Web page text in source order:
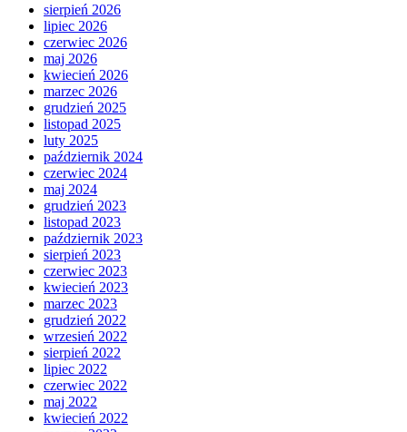
sierpień 2026
lipiec 2026
czerwiec 2026
maj 2026
kwiecień 2026
marzec 2026
grudzień 2025
listopad 2025
luty 2025
październik 2024
czerwiec 2024
maj 2024
grudzień 2023
listopad 2023
październik 2023
sierpień 2023
czerwiec 2023
kwiecień 2023
marzec 2023
grudzień 2022
wrzesień 2022
sierpień 2022
lipiec 2022
czerwiec 2022
maj 2022
kwiecień 2022